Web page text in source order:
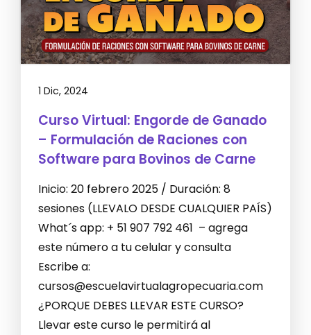
1 Dic, 2024
Curso Virtual: Engorde de Ganado
– Formulación de Raciones con
Software para Bovinos de Carne
Inicio: 20 febrero 2025 / Duración: 8
sesiones (LLEVALO DESDE CUALQUIER PAÍS)
What´s app: + 51 907 792 461 – agrega
este número a tu celular y consulta
Escribe a:
cursos@escuelavirtualagropecuaria.com
¿PORQUE DEBES LLEVAR ESTE CURSO?
Llevar este curso le permitirá al